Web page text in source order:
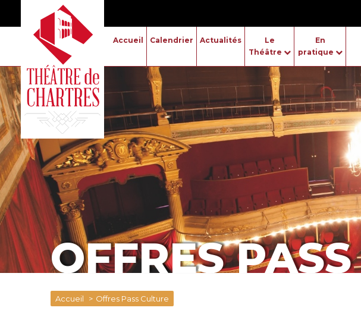
Accueil Calendrier Actualités
Le
Théâtre
En
pratique
OFFRES
Accueil Offres Pass Culture